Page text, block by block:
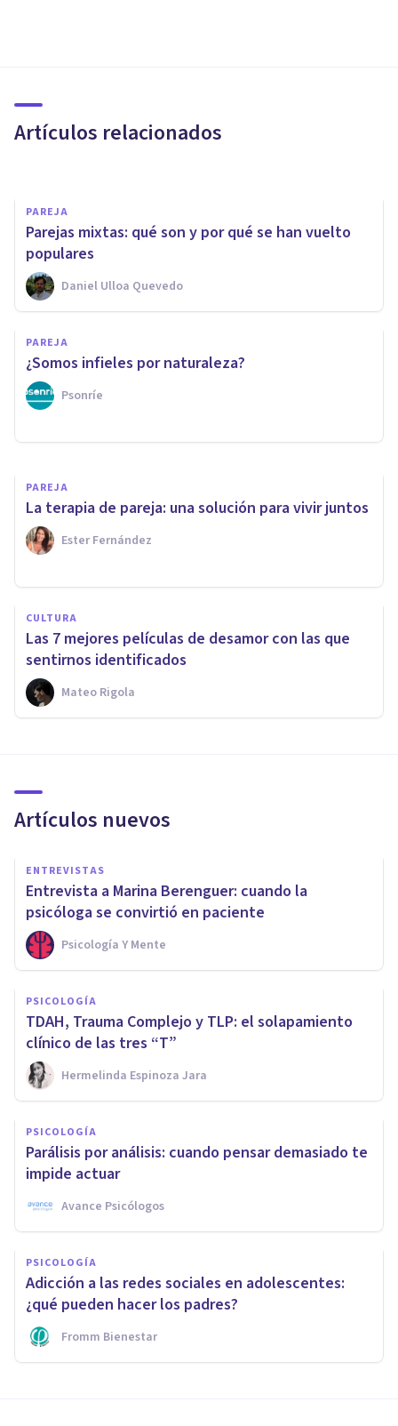
Artículos relacionados
a hombres de verdad
PAREJA
Parejas mixtas: qué son y por qué se han vuelto
populares
Daniel Ulloa Quevedo
PAREJA
¿Somos infieles por naturaleza?
Psonríe
PAREJA
Amor líquido: la
mercantilización del amor en
el siglo XXI
PAREJA
La terapia de pareja: una solución para vivir juntos
Ester Fernández
CULTURA
Las 7 mejores películas de desamor con las que
sentirnos identificados
Mateo Rigola
Artículos nuevos
ENTREVISTAS
Entrevista a Marina Berenguer: cuando la
psicóloga se convirtió en paciente
Psicología Y Mente
PSICOLOGÍA
TDAH, Trauma Complejo y TLP: el solapamiento
clínico de las tres “T”
Hermelinda Espinoza Jara
PSICOLOGÍA
Parálisis por análisis: cuando pensar demasiado te
impide actuar
Avance Psicólogos
PSICOLOGÍA
Adicción a las redes sociales en adolescentes:
¿qué pueden hacer los padres?
Fromm Bienestar